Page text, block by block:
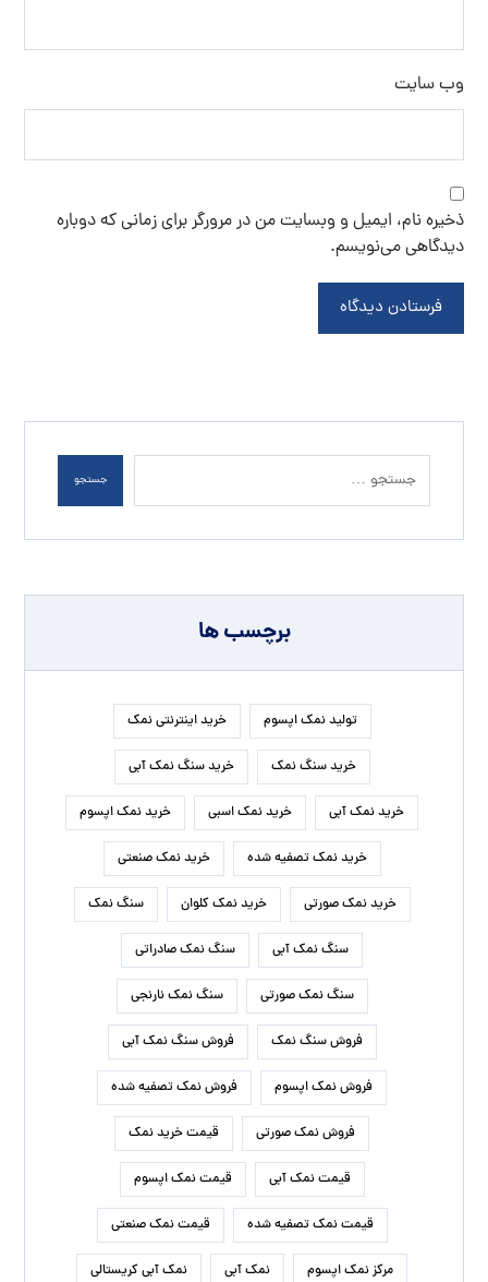
وب‌ سایت
ذخیره نام، ایمیل و وبسایت من در مرورگر برای زمانی که دوباره
دیدگاهی می‌نویسم.
فرستادن دیدگاه
جستجو
برچسب ها
تولید نمک اپسوم خرید اینترنتی نمک
خرید سنگ نمک خرید سنگ نمک آبی
خرید نمک آبی خرید نمک اسبی خرید نمک اپسوم
خرید نمک تصفیه شده خرید نمک صنعتی
خرید نمک صورتی خرید نمک کلوان سنگ نمک
سنگ نمک آبی سنگ نمک صادراتی
سنگ نمک صورتی سنگ نمک نارنجی
فروش سنگ نمک فروش سنگ نمک آبی
فروش نمک اپسوم فروش نمک تصفیه شده
فروش نمک صورتی قیمت خرید نمک
قیمت نمک آبی قیمت نمک اپسوم
قیمت نمک تصفیه شده قیمت نمک صنعتی
مرکز نمک اپسوم نمک آبی نمک آبی کریستالی